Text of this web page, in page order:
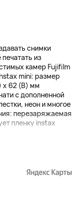
снимки
из
камер Fujifilm
mini: размер
x 62 (В) мм
с дополненной
неон и многое
перезаряжаемая
пленку instax